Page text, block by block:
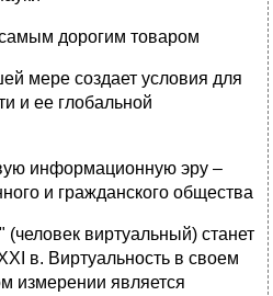
дорогим товаром
мере создает условия для
и ее глобальной
информационную эру –
и гражданского общества
виртуальный) станет
в. Виртуальность в своем
измерении является